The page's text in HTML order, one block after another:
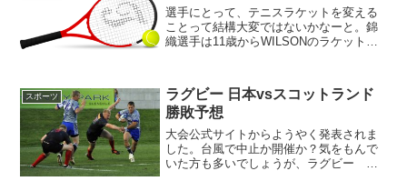
選手にとって、テニスラケットを変える
ことって結構大変ではないかなーと。錦
織選手は11歳からWILSONのラケットを
りチョイスするテンションとかが違うか
ら様々なバリエーシ...
スポーツ
ラグビー 日本vsスコットランド
勝敗予想
大会公式サイトからようやく発表されま
した。台風で中止か開催か？気をもんで
いた方も多いでしょうが、ラグビー ワ